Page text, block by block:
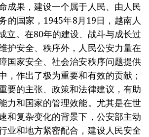
成果，建设一个属于人民、由人民
的国家，1945年8月19日，越南人
立。在80年的建设、战斗与成长过
护安全、秩序外，人民公安力量在
国家安全、社会治安秩序问题提供
，作出了极为重要和有效的贡献；
要的主张、政策和法律建议，有助
力和国家的管理效能。尤其是在世
和复杂变化的背景下，公安部主动
业和地方紧密配合，建设人民安全